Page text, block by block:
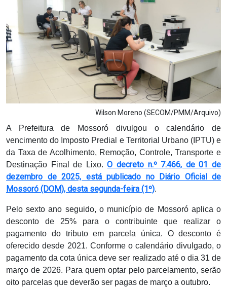
Carta de Serviço
PESQUISAR
Wilson Moreno (SECOM/PMM/Arquivo)
A Prefeitura de Mossoró divulgou o calendário de
vencimento do Imposto Predial e Territorial Urbano (IPTU) e
da Taxa de Acolhimento, Remoção, Controle, Transporte e
Destinação Final de Lixo.O decreto n.º 7.466, de 01 de
dezembro de 2025, está publicado no Diário Oficial de
Mossoró (DOM), desta segunda-feira (1º).
Pelo sexto ano seguido, o município de Mossoró aplica o
desconto de 25% para o contribuinte que realizar o
pagamento do tributo em parcela única. O desconto é
oferecido desde 2021. Conforme o calendário divulgado, o
pagamento da cota única deve ser realizado até o dia 31 de
março de 2026. Para quem optar pelo parcelamento, serão
oito parcelas que deverão ser pagas de março a outubro.